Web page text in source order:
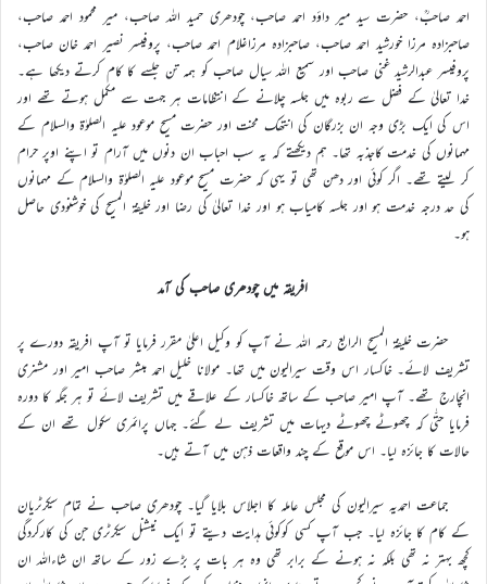
احمد صاحبؒ، حضرت سید میر داؤد احمد صاحب، چودھری حمید اللہ صاحب، میر محمود احمد صاحب،
صاحبزادہ مرزا خورشید احمد صاحب، صاحبزادہ مرزاغلام احمد صاحب، پروفیسر نصیر احمد خان صاحب،
پروفیسر عبدالرشید غنی صاحب اور سمیع اللہ سیال صاحب کو ہمہ تن جلسے کا کام کرتے دیکھا ہے۔
خدا تعالیٰ کے فضل سے ربوہ میں جلسہ چلانے کے انتظامات ہر جہت سے مکمل ہوتے تھے اور
اس کی ایک بڑی وجہ ان بزرگان کی انتھک محنت اور حضرت مسیح موعود علیہ الصلوٰۃ والسلام کے
مہمانوں کی خدمت کاجذبہ تھا۔ ہم دیکھتے کہ یہ سب احباب ان دنوں میں آرام تو اپنے اوپر حرام
کر لیتے تھے۔ اگر کوئی اور دھن تھی تو یہی کہ حضرت مسیح موعود علیہ الصلوٰۃ والسلام کے مہمانوں
کی حد درجہ خدمت ہو اور جلسہ کامیاب ہو اور خدا تعالیٰ کی رضا اور خلیفۃ المسیح کی خوشنودی حاصل
ہو۔
افریقہ میں چودھری صاحب کی آمد
حضرت خلیفۃ المسیح الرابع رحمہ اللہ نے آپ کو وکیل اعلیٰ مقرر فرمایا تو آپ افریقہ دورے پر
تشریف لائے۔ خاکسار اس وقت سیرالیون میں تھا۔ مولانا خلیل احمد مبشر صاحب امیر اور مشنری
انچارج تھے۔ آپ امیر صاحب کے ساتھ خاکسار کے علاقے میں تشریف لائے تو ہر جگہ کا دورہ
فرمایا حتّٰی کہ چھوٹے چھوٹے دیہات میں تشریف لے گئے۔ جہاں پرائمری سکول تھے ان کے
حالات کا جائزہ لیا۔ اس موقع کے چند واقعات ذہن میں آتے ہیں۔
جماعت احمدیہ سیرالیون کی مجلس عاملہ کا اجلاس بلایا گیا۔ چودھری صاحب نے تمام سیکرٹریان
کے کام کا جائزہ لیا۔ جب آپ کسی کوکوئی ہدایت دیتے تو ایک نیشنل سیکرٹری جن کی کارکردگی
کچھ بہتر نہ تھی بلکہ نہ ہونے کے برابر تھی وہ ہر بات پر بڑے زور کے ساتھ ان شاءاللہ ان